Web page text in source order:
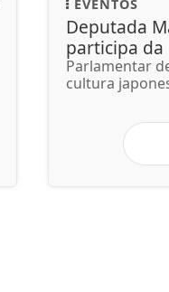
EVENTOS
Deputada
participa da
Parlamentar
cultura